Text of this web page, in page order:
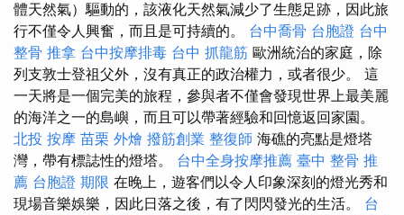
體天然氣）驅動的，該液化天然氣減少了生態足跡，因此旅
行不僅令人興奮，而且是可持續的。 台中喬骨 台胞證 台中
整骨 推拿 台中按摩排毒 台中 抓龍筋 歐洲統治的家庭，除
列支敦士登祖父外，沒有真正的政治權力，或者很少。 這
一天將是一個完美的旅程，參與者不僅會發現世界上最美麗
的海洋之一的島嶼，而且可以帶著經驗和回憶返回家園。
北投 按摩 苗栗 外燴 撥筋創業 整復師 海礁的亮點是燈塔
灣，帶有標誌性的燈塔。 台中全身按摩推薦 臺中 整骨 推
薦 台胞證 期限 在晚上，遊客們以令人印象深刻的燈光秀和
現場音樂娛樂，因此日落之後，有了閃閃發光的生活。 台